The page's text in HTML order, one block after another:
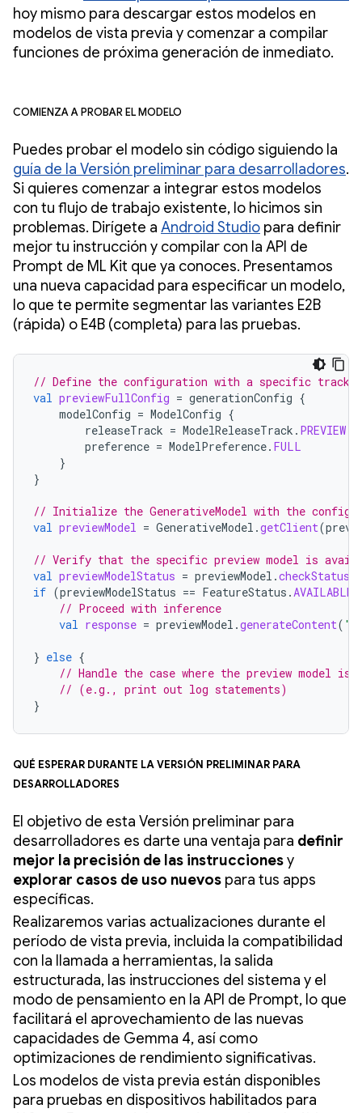
hoy mismo para descargar estos modelos en
modelos de vista previa y comenzar a compilar
funciones de próxima generación de inmediato.
Comienza a probar el modelo
Puedes probar el modelo sin código siguiendo la
guía de la Versión preliminar para desarrolladores.
Si quieres comenzar a integrar estos modelos
con tu flujo de trabajo existente, lo hicimos sin
problemas. Dirígete a Android Studio para definir
mejor tu instrucción y compilar con la API de
Prompt de ML Kit que ya conoces. Presentamos
una nueva capacidad para especificar un modelo,
lo que te permite segmentar las variantes E2B
(rápida) o E4B (completa) para las pruebas.
// Define the configuration with a specific track
val previewFullConfig = generationConfig {
modelConfig = ModelConfig {
releaseTrack = ModelReleaseTrack . PREVIEW
preference = ModelPreference. FULL
}
}
// Initialize the GenerativeModel with the
val previewModel = GenerativeModel .getClient(
// Verify that the specific preview model is
val previewModelStatus = previewModel .checkStatus
if (previewModelStatus == FeatureStatus . AVAILABLE
// Proceed with inference
val response = previewModel .generateContent( "If
} else {
// Handle the case where the preview model is
// (e.g., print out log statements)
}
Qué esperar durante la Versión preliminar para
desarrolladores
El objetivo de esta Versión preliminar para
desarrolladores es darte una ventaja para definir
mejor la precisión de las instruccionesy
explorar casos de uso nuevos para tus apps
específicas.
Realizaremos varias actualizaciones durante el
período de vista previa, incluida la compatibilidad
con la llamada a herramientas, la salida
estructurada, las instrucciones del sistema y el
modo de pensamiento en la API de Prompt, lo que
facilitará el aprovechamiento de las nuevas
capacidades de Gemma 4, así como
optimizaciones de rendimiento significativas.
Los modelos de vista previa están disponibles
para pruebas en dispositivos habilitados para